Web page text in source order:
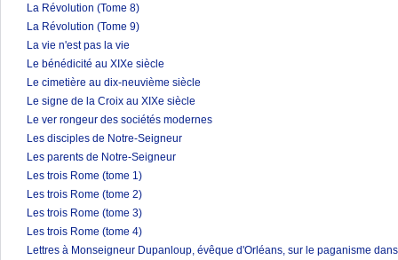
La Révolution (Tome 8)
La Révolution (Tome 9)
La vie n'est pas la vie
Le bénédicité au XIXe siècle
Le cimetière au dix-neuvième siècle
Le signe de la Croix au XIXe siècle
Le ver rongeur des sociétés modernes
Les disciples de Notre-Seigneur
Les parents de Notre-Seigneur
Les trois Rome (tome 1)
Les trois Rome (tome 2)
Les trois Rome (tome 3)
Les trois Rome (tome 4)
Lettres à Monseigneur Dupanloup, évêque d'Orléans, sur le paganisme